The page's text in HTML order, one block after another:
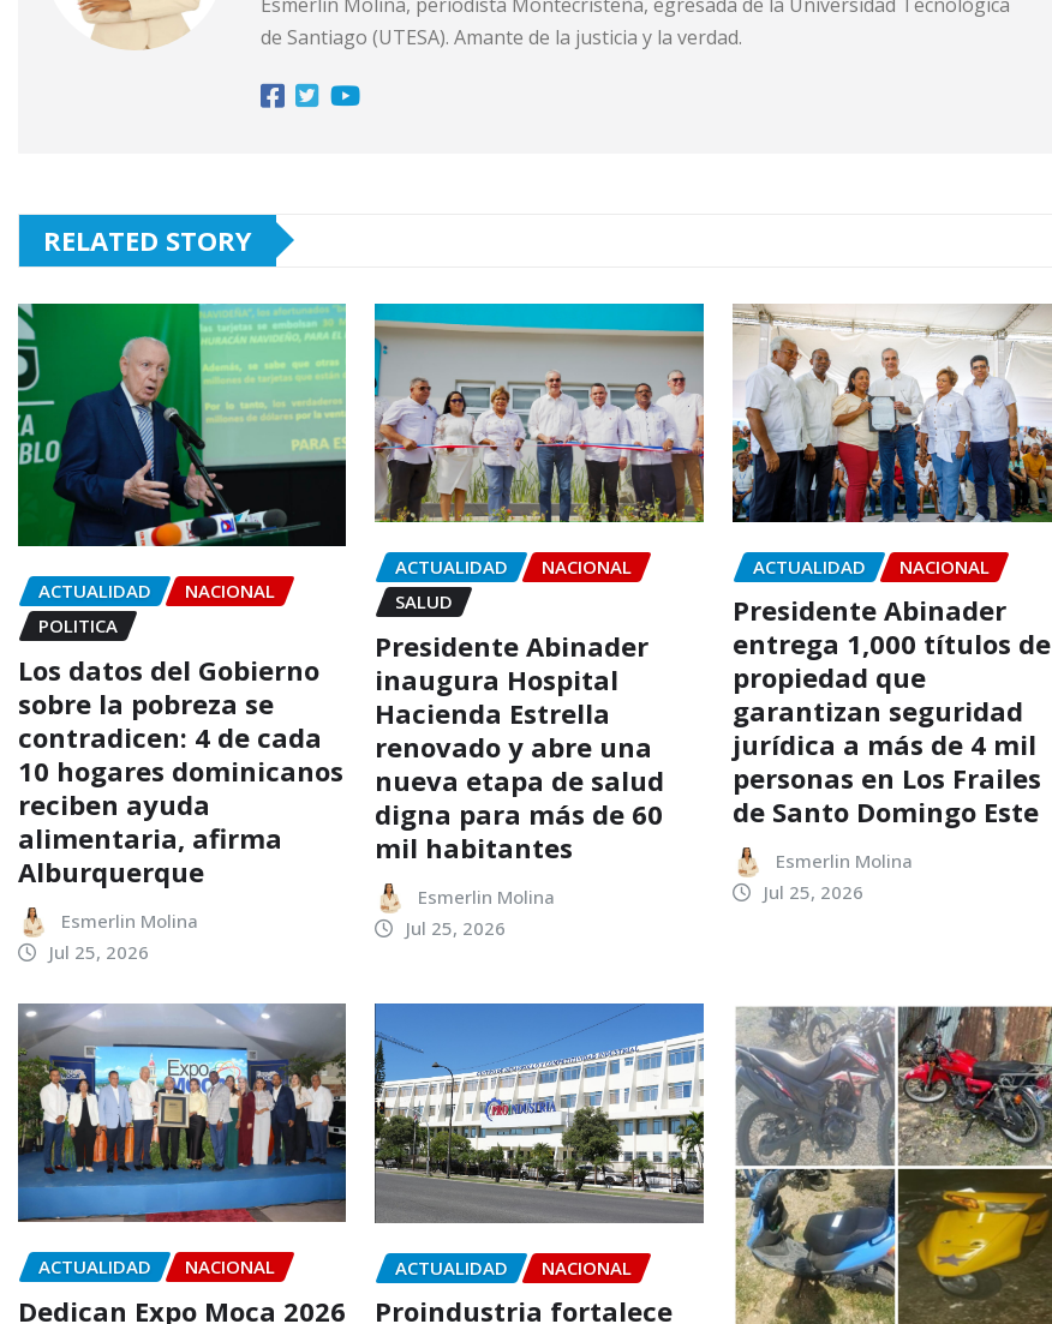
de Santiago (UTESA). Amante de la justicia y la verdad.
RELATED STORY
ACTUALIDAD
NACIONAL
POLITICA
Los datos del Gobierno
sobre la pobreza se
contradicen: 4 de cada
10 hogares dominicanos
reciben ayuda
alimentaria, afirma
Alburquerque
Esmerlin Molina
Jul 25, 2026
ACTUALIDAD
NACIONAL
SALUD
Presidente Abinader
inaugura Hospital
Hacienda Estrella
renovado y abre una
nueva etapa de salud
digna para más de 60
mil habitantes
Esmerlin Molina
Jul 25, 2026
ACTUALIDAD NACIONAL
Presidente Abinader
entrega 1,000 títulos de
propiedad que
garantizan seguridad
jurídica a más de 4 mil
personas en Los Frailes
de Santo Domingo Este
Esmerlin Molina
Jul 25, 2026
ACTUALIDAD NACIONAL
Dedican Expo Moca 2026
ACTUALIDAD NACIONAL
Proindustria fortalece